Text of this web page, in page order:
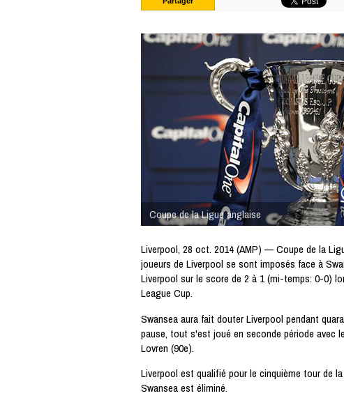
Coupe de la Ligue anglaise
Liverpool, 28 oct. 2014 (AMP) — Coupe de la
joueurs de Liverpool se sont imposés face à
Liverpool sur le score de 2 à 1 (mi-temps: 0-0)
League Cup.
Swansea aura fait douter Liverpool pendant
pause, tout s'est joué en seconde période avec
Lovren (90e).
Liverpool est qualifié pour le cinquième tour de
Swansea est éliminé.